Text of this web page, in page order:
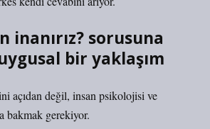
inanırız? sorusuna
bir yaklaşım
açıdan değil, insan psikolojisi ve
bakmak gerekiyor.